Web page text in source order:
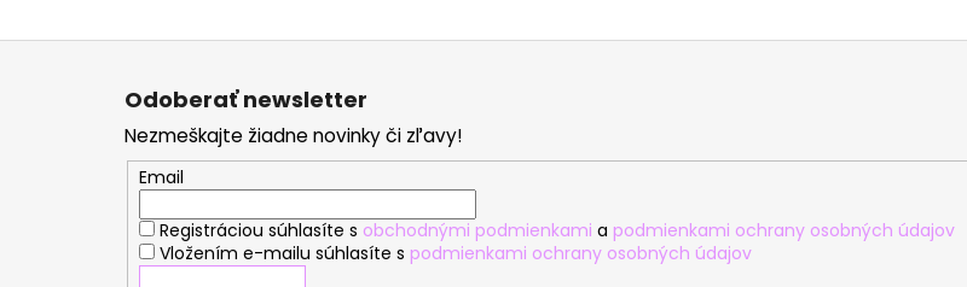
l
i
p
r
Z
Odoberať newsletter
Nezmeškajte žiadne novinky či zľavy!
Email
Registráciou súhlasíte s obchodnými podmienkami a podmienkami ochrany osobných údajov
Vložením e-mailu súhlasíte s podmienkami ochrany osobných údajov